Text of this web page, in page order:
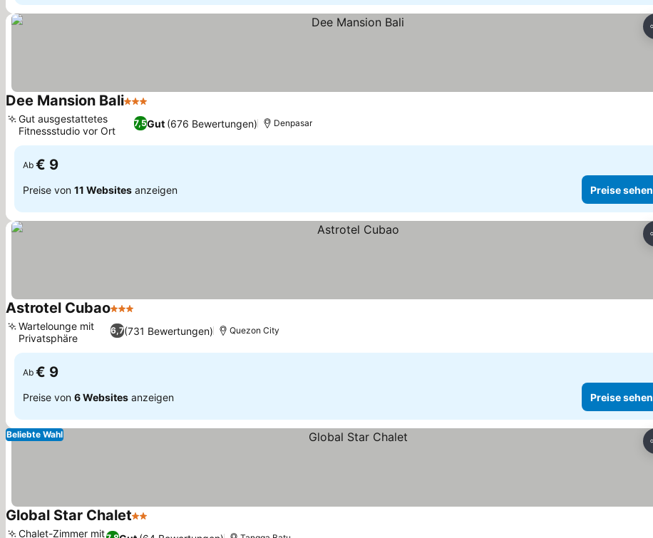
Dee Mansion Bali3 Sterne
7,5Gut (676 Bewertungen)
Gut ausgestattetes
Fitnessstudio vor Ort
Denpasar
Ab € 9
Preise von 11 Websites anzeigen Preise sehen
Astrotel Cubao3 Sterne
6,7(731 Bewertungen)
Wartelounge mit
Privatsphäre
Quezon City
Ab € 9
Preise von 6 Websites anzeigen Preise sehen
Beliebte Wahl
Global Star Chalet2 Sterne
Chalet-Zimmer mit